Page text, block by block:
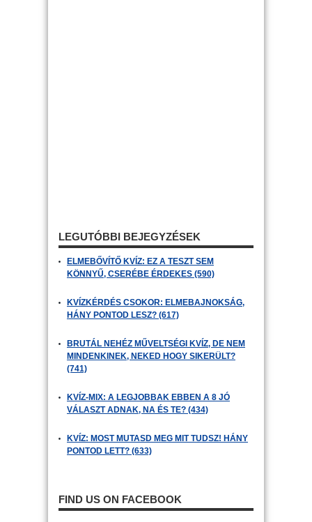
LEGUTÓBBI BEJEGYZÉSEK
ELMEBŐVÍTŐ KVÍZ: EZ A TESZT SEM
KÖNNYŰ, CSERÉBE ÉRDEKES (590)
KVÍZKÉRDÉS CSOKOR: ELMEBAJNOKSÁG,
HÁNY PONTOD LESZ? (617)
BRUTÁL NEHÉZ MŰVELTSÉGI KVÍZ, DE NEM
MINDENKINEK, NEKED HOGY SIKERÜLT?
(741)
KVÍZ-MIX: A LEGJOBBAK EBBEN A 8 JÓ
VÁLASZT ADNAK, NA ÉS TE? (434)
KVÍZ: MOST MUTASD MEG MIT TUDSZ! HÁNY
PONTOD LETT? (633)
FIND US ON FACEBOOK